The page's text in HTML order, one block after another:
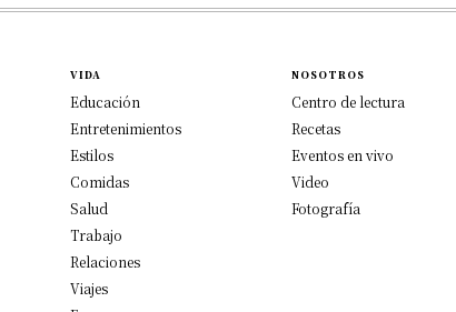
VIDA
Educación
Entretenimientos
Estilos
Comidas
Salud
Trabajo
Relaciones
Viajes
NOSOTROS
Centro de lectura
Recetas
Eventos en vivo
Video
Fotografía